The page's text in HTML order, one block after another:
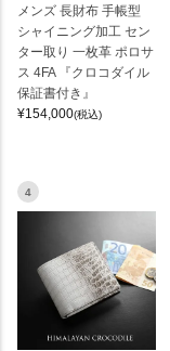
メンズ 長財布 手帳型
シャイニング加工 セン
ター取り 一枚革 ポロサ
ス 4FA 『クロコダイル
保証書付き』
¥154,000(税込)
4